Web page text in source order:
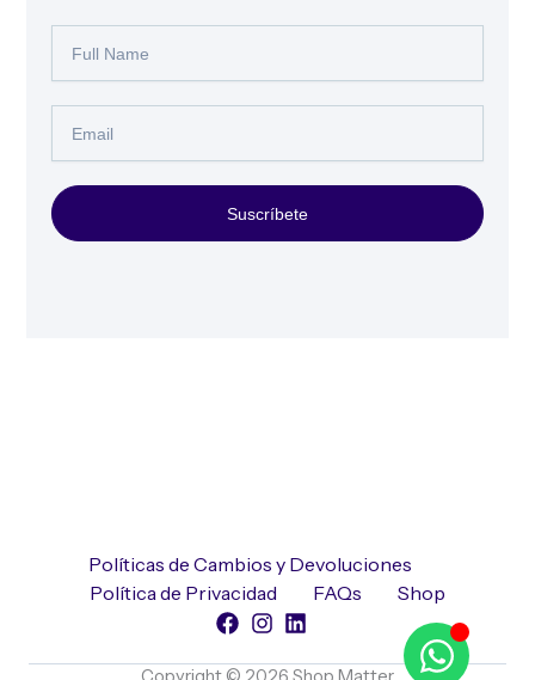
Name
Suscríbete
Políticas de Cambios y Devoluciones
Política de Privacidad
FAQs Shop